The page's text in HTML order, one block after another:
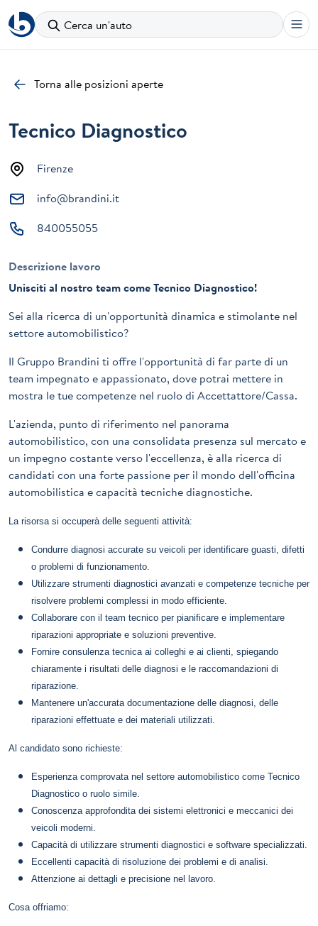
Cerca un'auto
Torna alle posizioni aperte
Tecnico Diagnostico
Firenze
info@brandini.it
840055055
Descrizione lavoro
Unisciti al nostro team come Tecnico Diagnostico!
Sei alla ricerca di un'opportunità dinamica e stimolante nel
settore automobilistico?
Il Gruppo Brandini ti offre l'opportunità di far parte di un
team impegnato e appassionato, dove potrai mettere in
mostra le tue competenze nel ruolo di Accettattore/Cassa.
L'azienda, punto di riferimento nel panorama
automobilistico, con una consolidata presenza sul mercato e
un impegno costante verso l'eccellenza, è alla ricerca di
candidati con una forte passione per il mondo dell'officina
automobilistica e capacità tecniche diagnostiche.
La risorsa si occuperà delle seguenti attività:
Condurre diagnosi accurate su veicoli per identificare guasti, difetti
o problemi di funzionamento.
Utilizzare strumenti diagnostici avanzati e competenze tecniche per
risolvere problemi complessi in modo efficiente.
Collaborare con il team tecnico per pianificare e implementare
riparazioni appropriate e soluzioni preventive.
Fornire consulenza tecnica ai colleghi e ai clienti, spiegando
chiaramente i risultati delle diagnosi e le raccomandazioni di
riparazione.
Mantenere un'accurata documentazione delle diagnosi, delle
riparazioni effettuate e dei materiali utilizzati.
Al candidato sono richieste:
Esperienza comprovata nel settore automobilistico come Tecnico
Diagnostico o ruolo simile.
Conoscenza approfondita dei sistemi elettronici e meccanici dei
veicoli moderni.
Capacità di utilizzare strumenti diagnostici e software specializzati.
Eccellenti capacità di risoluzione dei problemi e di analisi.
Attenzione ai dettagli e precisione nel lavoro.
Cosa offriamo: